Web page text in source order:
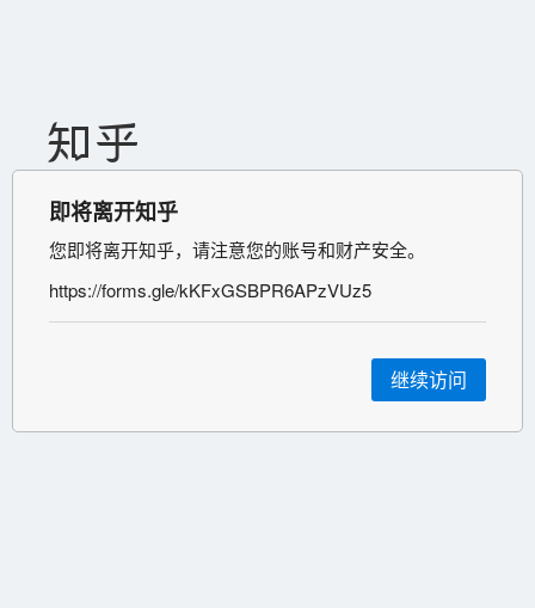
即将离开知乎
您即将离开知乎，请注意您的账号和财产安全。
https://forms.gle/kKFxGSBPR6APzVUz5
继续访问